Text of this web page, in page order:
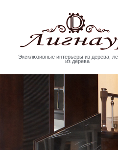
Эксклюзивные интерьеры из дерева,
из дерева